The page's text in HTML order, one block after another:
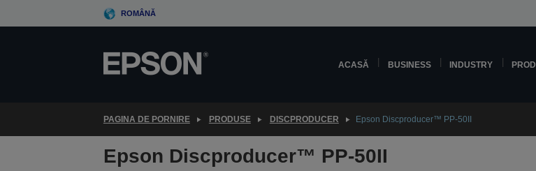
to
ROMÂNĂ
ACASĂ BUSINESS INDUSTRY
PAGINA DE PORNIRE PRODUSE DISCPRODUCER Epson Discproducer™ PP-50II
Epson Discproducer™ PP-50II